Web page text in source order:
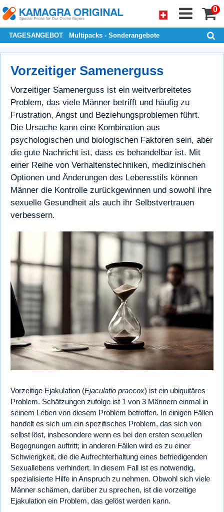
0
TAGESANGEBOT Multipacks - Sonderangebote
Vorzeitiger Samenerguss
Vorzeitiger Samenerguss ist ein weitverbreitetes
Problem, das viele Männer betrifft und häufig zu
Frustration, Angst und Beziehungsproblemen führt.
Die Ursache kann eine Kombination aus
psychologischen und biologischen Faktoren sein, aber
die gute Nachricht ist, dass es behandelbar ist. Mit
einer Reihe von Verhaltenstechniken, medizinischen
Optionen und Änderungen des Lebensstils können
Männer die Kontrolle zurückgewinnen und sowohl ihre
sexuelle Gesundheit als auch ihr Selbstvertrauen
verbessern.
Vorzeitige Ejakulation (Ejaculatio praecox) ist ein ubiquitäres
Problem. Schätzungen zufolge ist 1 von 3 Männern einmal in
seinem Leben von diesem Problem betroffen. In einigen Fällen
handelt es sich um ein spezifisches Problem, das sich von
selbst löst, insbesondere wenn es bei den ersten sexuellen
Begegnungen auftritt; in anderen Fällen wird es zu einer
Schwierigkeit, die die Aufrechterhaltung eines befriedigenden
Sexuallebens verhindert. In diesem Fall ist es notwendig,
spezialisierte Hilfe in Anspruch zu nehmen. Obwohl sich viele
Männer schämen, darüber zu sprechen, ist die vorzeitige
Ejakulation ein Problem, das gelöst werden kann.